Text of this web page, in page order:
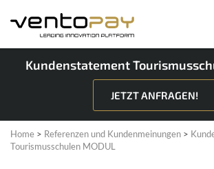
Kundenstatement
JETZT ANFRAGEN!
Home > Referenzen und Kundenmeinungen >
Tourismusschulen MODUL